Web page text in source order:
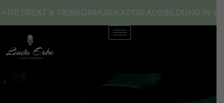
springen
& TIERKOMMUNIKATION AUSBILDUNG IN